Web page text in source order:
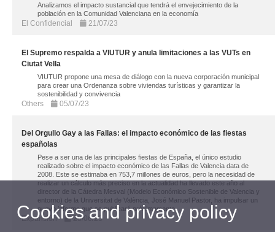
Analizamos el impacto sustancial que tendrá el envejecimiento de la
población en la Comunidad Valenciana en la economía
El Confidencial 21/07/23
El Supremo respalda a VIUTUR y anula limitaciones a las VUTs en
Ciutat Vella
VIUTUR propone una mesa de diálogo con la nueva corporación municipal
para crear una Ordenanza sobre viviendas turísticas y garantizar la
sostenibilidad y convivencia
Others 05/07/23
Del Orgullo Gay a las Fallas: el impacto económico de las fiestas
españolas
Pese a ser una de las principales fiestas de España, el único estudio
realizado sobre el impacto económico de las Fallas de Valencia data de
2008. Este se estimaba en 753,7 millones de euros, pero la necesidad de
realizar un cálculo más preciso en la actualidad ha llevado este año al
director de la Cátedra Mesval (Modelo Económico Sostenible de Valencia y
entorno) de la Universitat de València, José Manuel Pastor, ha impulsar un
nuevo informe que se publicará próximamente.
Expansión 28/06/23
Cookies and privacy policy